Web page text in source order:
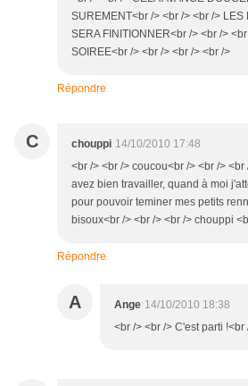
SUREMENT<br /> <br /> <br /> LES
SERA FINITIONNER<br /> <br />
SOIREE<br /> <br /> <br /> <br />
Répondre
C chouppi 14/10/2010 17:48
<br /> <br /> coucou<br /> <br />
avez bien travailler, quand à moi
pour pouvoir teminer mes petits
bisoux<br /> <br /> <br /> chouppi
Répondre
A Ange 14/10/2010 18:38
<br /> <br /> C'est parti !<br